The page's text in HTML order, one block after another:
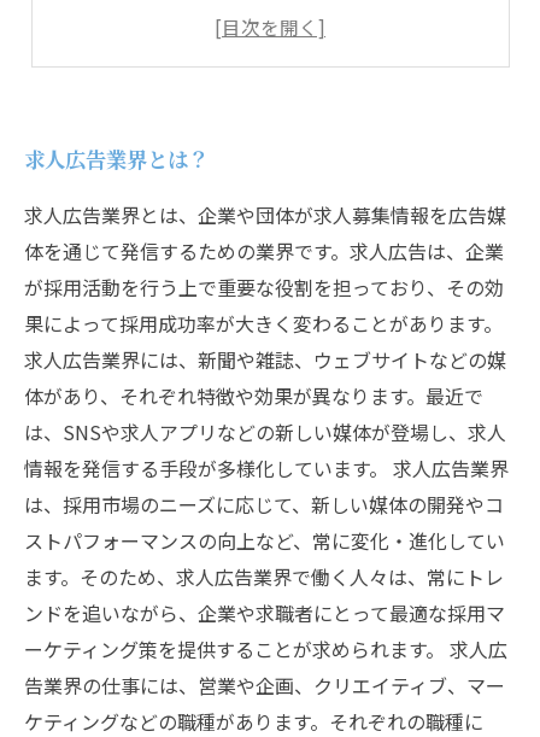
代理店が行うコンサルティングの具体的な内容
求人広告業界とは？
求人広告業界とは、企業や団体が求人募集情報を広告媒
体を通じて発信するための業界です。求人広告は、企業
が採用活動を行う上で重要な役割を担っており、その効
果によって採用成功率が大きく変わることがあります。
求人広告業界には、新聞や雑誌、ウェブサイトなどの媒
体があり、それぞれ特徴や効果が異なります。最近で
は、SNSや求人アプリなどの新しい媒体が登場し、求人
情報を発信する手段が多様化しています。 求人広告業界
は、採用市場のニーズに応じて、新しい媒体の開発やコ
ストパフォーマンスの向上など、常に変化・進化してい
ます。そのため、求人広告業界で働く人々は、常にトレ
ンドを追いながら、企業や求職者にとって最適な採用マ
ーケティング策を提供することが求められます。 求人広
告業界の仕事には、営業や企画、クリエイティブ、マー
ケティングなどの職種があります。それぞれの職種に